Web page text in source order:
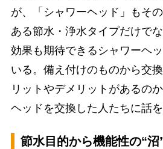
が、「シャワーヘッド」もそ
ある節水・浄水タイプだけで
効果も期待できるシャワーヘ
いる。備え付けのものから交
リットやデメリットがあるの
ヘッドを交換した人たちに話を
節水目的から機能性の“沼